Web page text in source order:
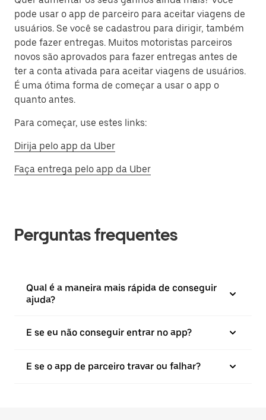
pode usar o app de parceiro para aceitar viagens de
usuários. Se você se cadastrou para dirigir, também
pode fazer entregas. Muitos motoristas parceiros
novos são aprovados para fazer entregas antes de
ter a conta ativada para aceitar viagens de usuários.
É uma ótima forma de começar a usar o app o
quanto antes.
Para começar, use estes links:
Dirija pelo app da Uber
Faça entrega pelo app da Uber
Perguntas frequentes
Qual é a maneira mais rápida de conseguir
ajuda?
E se eu não conseguir entrar no app?
E se o app de parceiro travar ou falhar?